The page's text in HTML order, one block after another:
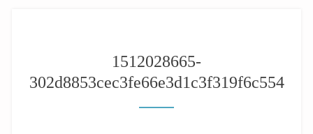
1512028665-
302d8853cec3fe66e3d1c3f319f6c554